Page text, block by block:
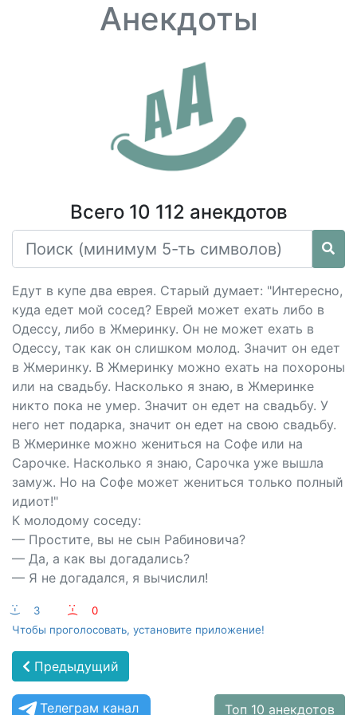
Анекдоты
Всего 10 112 анекдотов
Едут в купе два еврея. Старый думает: "Интересно,
куда едет мой сосед? Еврей может ехать либо в
Одессу, либо в Жмеринку. Он не может ехать в
Одессу, так как он слишком молод. Значит он едет
в Жмеринку. В Жмеринку можно ехать на похороны
или на свадьбу. Насколько я знаю, в Жмеринке
никто пока не умер. Значит он едет на свадьбу. У
него нет подарка, значит он едет на свою свадьбу.
В Жмеринке можно жениться на Софе или на
Сарочке. Насколько я знаю, Сарочка уже вышла
замуж. Но на Софе может жениться только полный
идиот!"
К молодому соседу:
— Простите, вы не сын Рабиновича?
— Да, а как вы догадались?
— Я не догадался, я вычислил!
:-) 3 :-(
0
Чтобы проголосовать, установите приложение!
Предыдущий
Телеграм канал Топ 10 анекдотов